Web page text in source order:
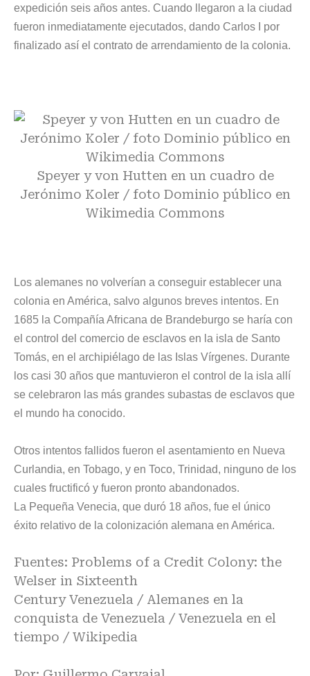
expedición seis años antes. Cuando llegaron a la ciudad
fueron inmediatamente ejecutados, dando Carlos I por
finalizado así el contrato de arrendamiento de la colonia.
Speyer y von Hutten en un cuadro de
Jerónimo Koler / foto Dominio público en
Wikimedia Commons
Los alemanes no volverían a conseguir establecer una
colonia en América, salvo algunos breves intentos. En
1685 la Compañía Africana de Brandeburgo se haría con
el control del comercio de esclavos en la isla de Santo
Tomás, en el archipiélago de las Islas Vírgenes. Durante
los casi 30 años que mantuvieron el control de la isla allí
se celebraron las más grandes subastas de esclavos que
el mundo ha conocido.
Otros intentos fallidos fueron el asentamiento en Nueva
Curlandia, en Tobago, y en Toco, Trinidad, ninguno de los
cuales fructificó y fueron pronto abandonados.
La Pequeña Venecia, que duró 18 años, fue el único
éxito relativo de la colonización alemana en América.
Fuentes: Problems of a Credit Colony: the
Welser in Sixteenth
Century Venezuela / Alemanes en la
conquista de Venezuela / Venezuela en el
tiempo / Wikipedia